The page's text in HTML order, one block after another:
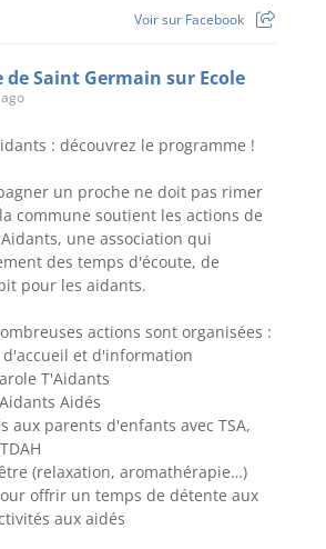
Voir sur Facebook
de Saint Germain sur Ecole
: découvrez le programme !
un proche ne doit pas rimer
commune soutient les actions de
une association qui
des temps d'écoute, de
pour les aidants.
actions sont organisées :
et d'information
T'Aidants
Aidés
aux parents d'enfants avec TSA,
(relaxation, aromathérapie…)
offrir un temps de détente aux
aux aidés